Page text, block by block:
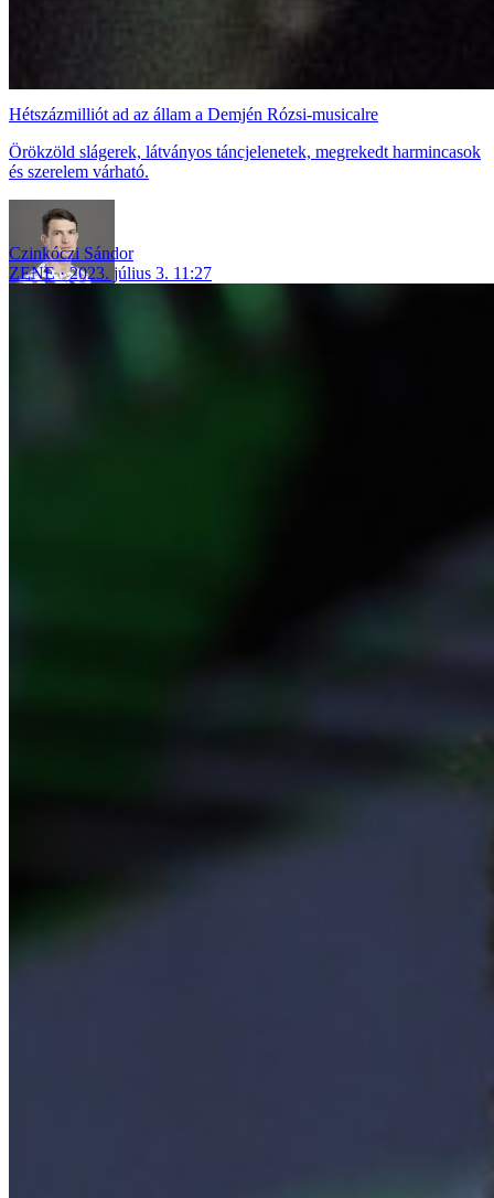
Hétszázmilliót ad az állam a Demjén Rózsi-musicalre
Örökzöld slágerek, látványos táncjelenetek, megrekedt harmincasok
és szerelem várható.
Czinkóczi Sándor
ZENE
2023. július 3. 11:27